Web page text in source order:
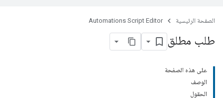
الصفحة الرئيسية Automations Script Editor
طلب مطلق
على هذه الصفحة
الوصف
الحقول